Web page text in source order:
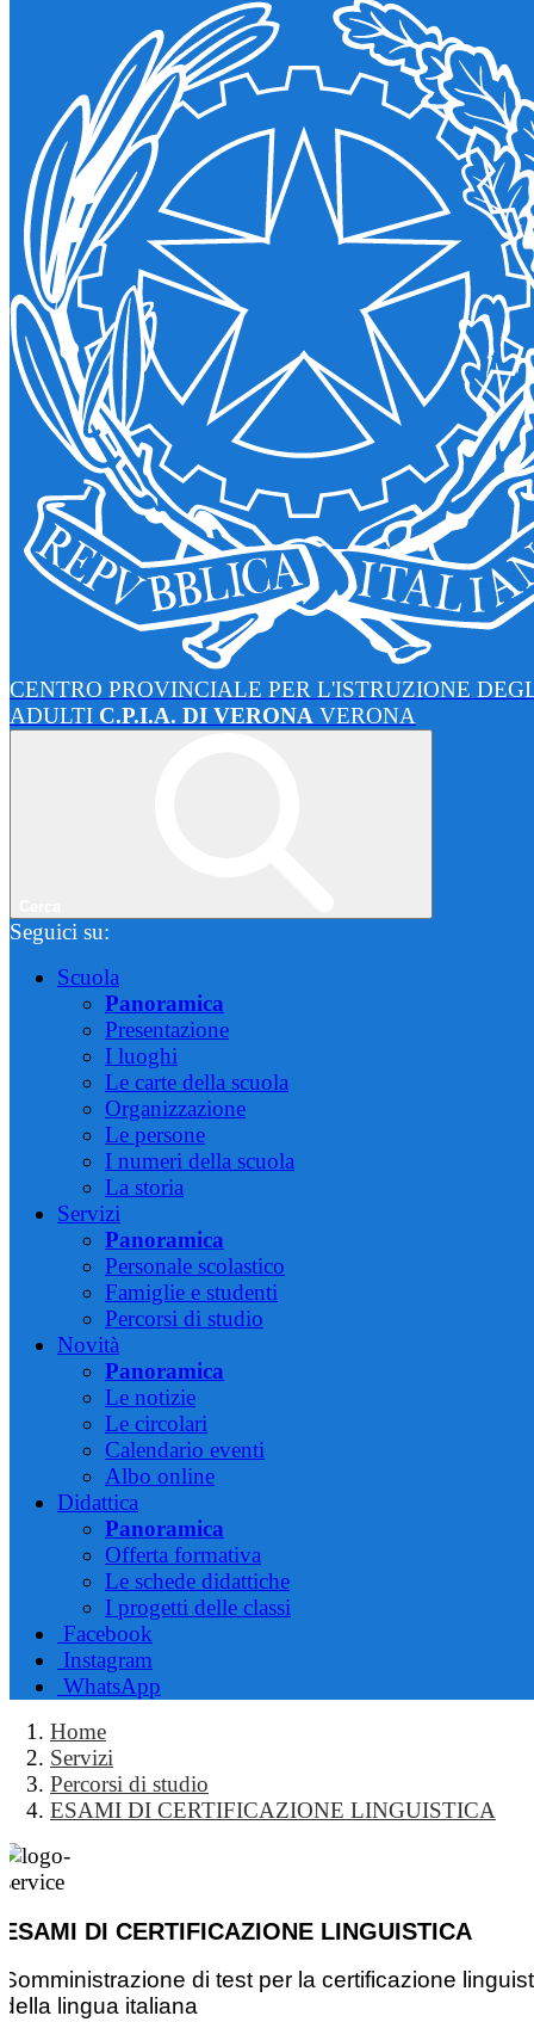
CENTRO PROVINCIALE PER L'ISTRUZIONE
ADULTI C.P.I.A. DI VERONA VERONA
Seguici su:
Scuola
Panoramica
Presentazione
I luoghi
Le carte della scuola
Organizzazione
Le persone
I numeri della scuola
La storia
Servizi
Panoramica
Personale scolastico
Famiglie e studenti
Percorsi di studio
Novità
Panoramica
Le notizie
Le circolari
Calendario eventi
Albo online
Didattica
Panoramica
Offerta formativa
Le schede didattiche
I progetti delle classi
Facebook
Instagram
WhatsApp
Home
Servizi
Percorsi di studio
ESAMI DI CERTIFICAZIONE LINGUISTICA
ESAMI DI CERTIFICAZIONE LINGUISTICA
Somministrazione di test per la certificazione
della lingua italiana